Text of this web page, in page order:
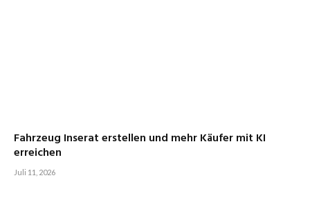
Fahrzeug Inserat erstellen und mehr Käufer mit KI
erreichen
Juli 11, 2026